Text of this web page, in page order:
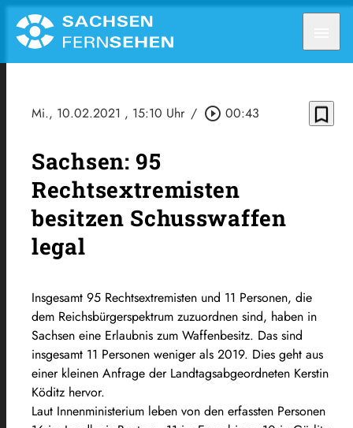
Mi., 10.02.2021 , 15:10 Uhr / play_circle_outline 00:43 bookmark_border
Sachsen: 95
Rechtsextremisten
besitzen Schusswaffen
legal
Insgesamt 95 Rechtsextremisten und 11 Personen, die
dem Reichsbürgerspektrum zuzuordnen sind, haben in
Sachsen eine Erlaubnis zum Waffenbesitz. Das sind
insgesamt 11 Personen weniger als 2019. Dies geht aus
einer kleinen Anfrage der Landtagsabgeordneten Kerstin
Köditz hervor.
Laut Innenministerium leben von den erfassten Personen